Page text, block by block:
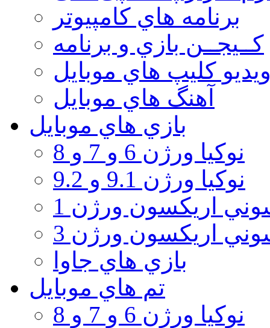
برنامه هاي كامپيوتر
كــيجــن بازي و برنامه
كليپ هاي موبايل
آهنگ هاي موبايل
بازي هاي موبايل
نوكيا ورژن 6 و 7 و 8
نوكيا ورژن 9.1 و 9.2
اريكسون ورژن 1
اريكسون ورژن 3
بازي هاي جاوا
تم هاي موبايل
نوكيا ورژن 6 و 7 و 8